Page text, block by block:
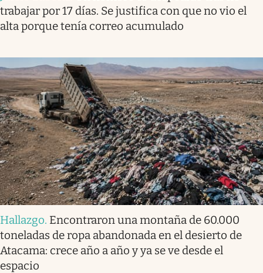
trabajar por 17 días. Se justifica con que no vio el
alta porque tenía correo acumulado
Hallazgo. Encontraron una montaña de 60.000
toneladas de ropa abandonada en el desierto de
Atacama: crece año a año y ya se ve desde el
espacio